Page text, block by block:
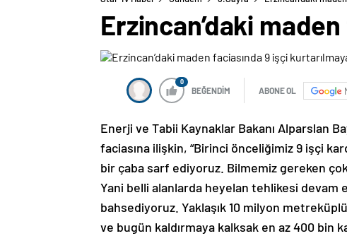
Erzincan’daki
0
BEĞENDİM ABONE OL
Enerji ve Tabii Kaynaklar Bakanı Alparslan
faciasına ilişkin, “Birinci önceliğimiz 9 işçi
bir çaba sarf ediyoruz. Bilmemiz gereken
Yani belli alanlarda heyelan tehlikesi
bahsediyoruz. Yaklaşık 10 milyon
ve bugün kaldırmaya kalksak en az 400 bin